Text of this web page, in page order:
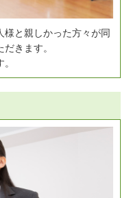
様と親しかった方々が同
きます。